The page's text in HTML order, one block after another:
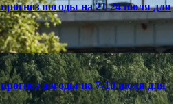
погоды на 21-24 июля для
погоды на 7-10 июля для